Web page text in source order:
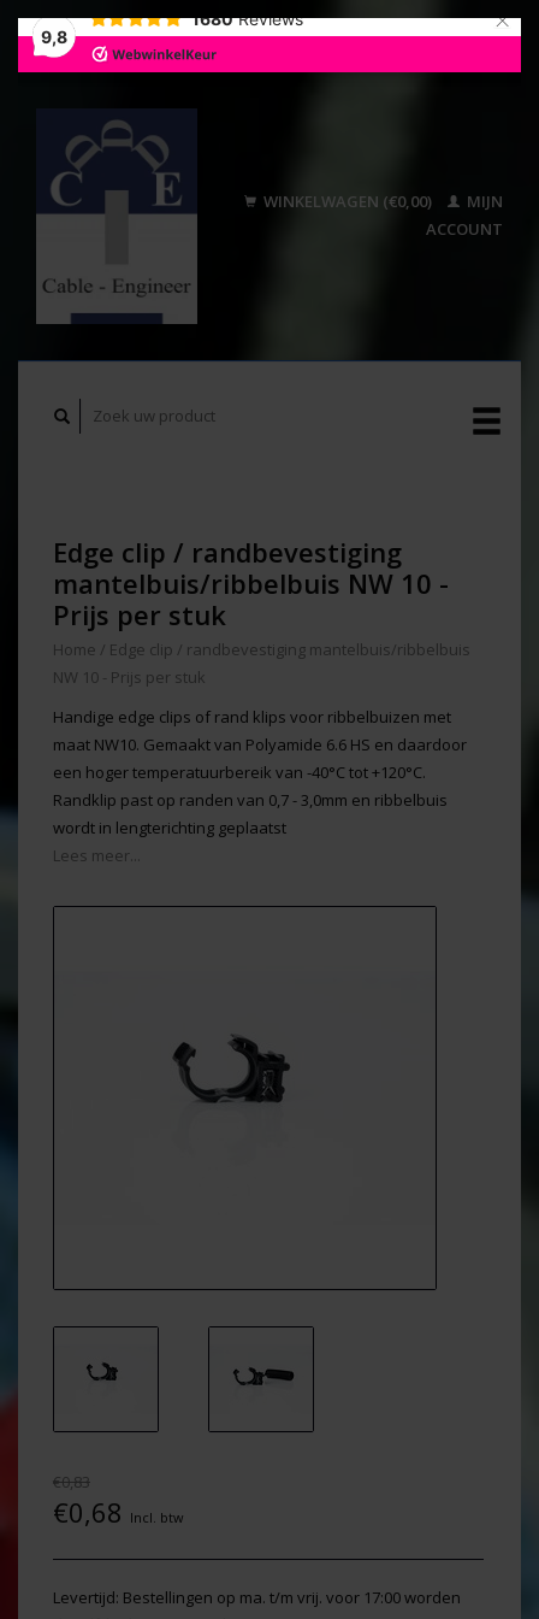
9,8
1680 Reviews ×
WINKELWAGEN (€0,00)
MIJN
ACCOUNT
Edge clip / randbevestiging
mantelbuis/ribbelbuis NW 10 -
Prijs per stuk
Home / Edge clip / randbevestiging mantelbuis/ribbelbuis
NW 10 - Prijs per stuk
Handige edge clips of rand klips voor ribbelbuizen met
maat NW10. Gemaakt van Polyamide 6.6 HS en daardoor
een hoger temperatuurbereik van -40°C tot +120°C.
Randklip past op randen van 0,7 - 3,0mm en ribbelbuis
wordt in lengterichting geplaatst
Lees meer...
€0,83
€0,68 Incl. btw
Levertijd: Bestellingen op ma. t/m vrij. voor 17:00 worden